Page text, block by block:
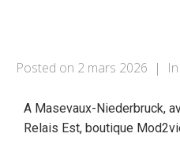
Posted on 2 mars 2026 In
A Masevaux-Niederbruck,
Relais Est, boutique